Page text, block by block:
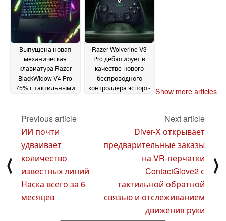
September 2024
Выпущена новая
механическая
клавиатура Razer
BlackWidow V4 Pro
75% с тактильными
дюймовым OLED-
2024
Razer Wolverine V3
Pro дебютирует в
качестве нового
беспроводного
контроллера эспорт- Show more articles
⟨
Previous article
ИИ почти
удваивает
количество
известных линий
Наска всего за 6
месяцев
Next article
Diver-X открывает
предварительные заказы
на VR-перчатки
ContactGlove2 с
тактильной обратной
связью и отслеживанием
движения руки
⟩